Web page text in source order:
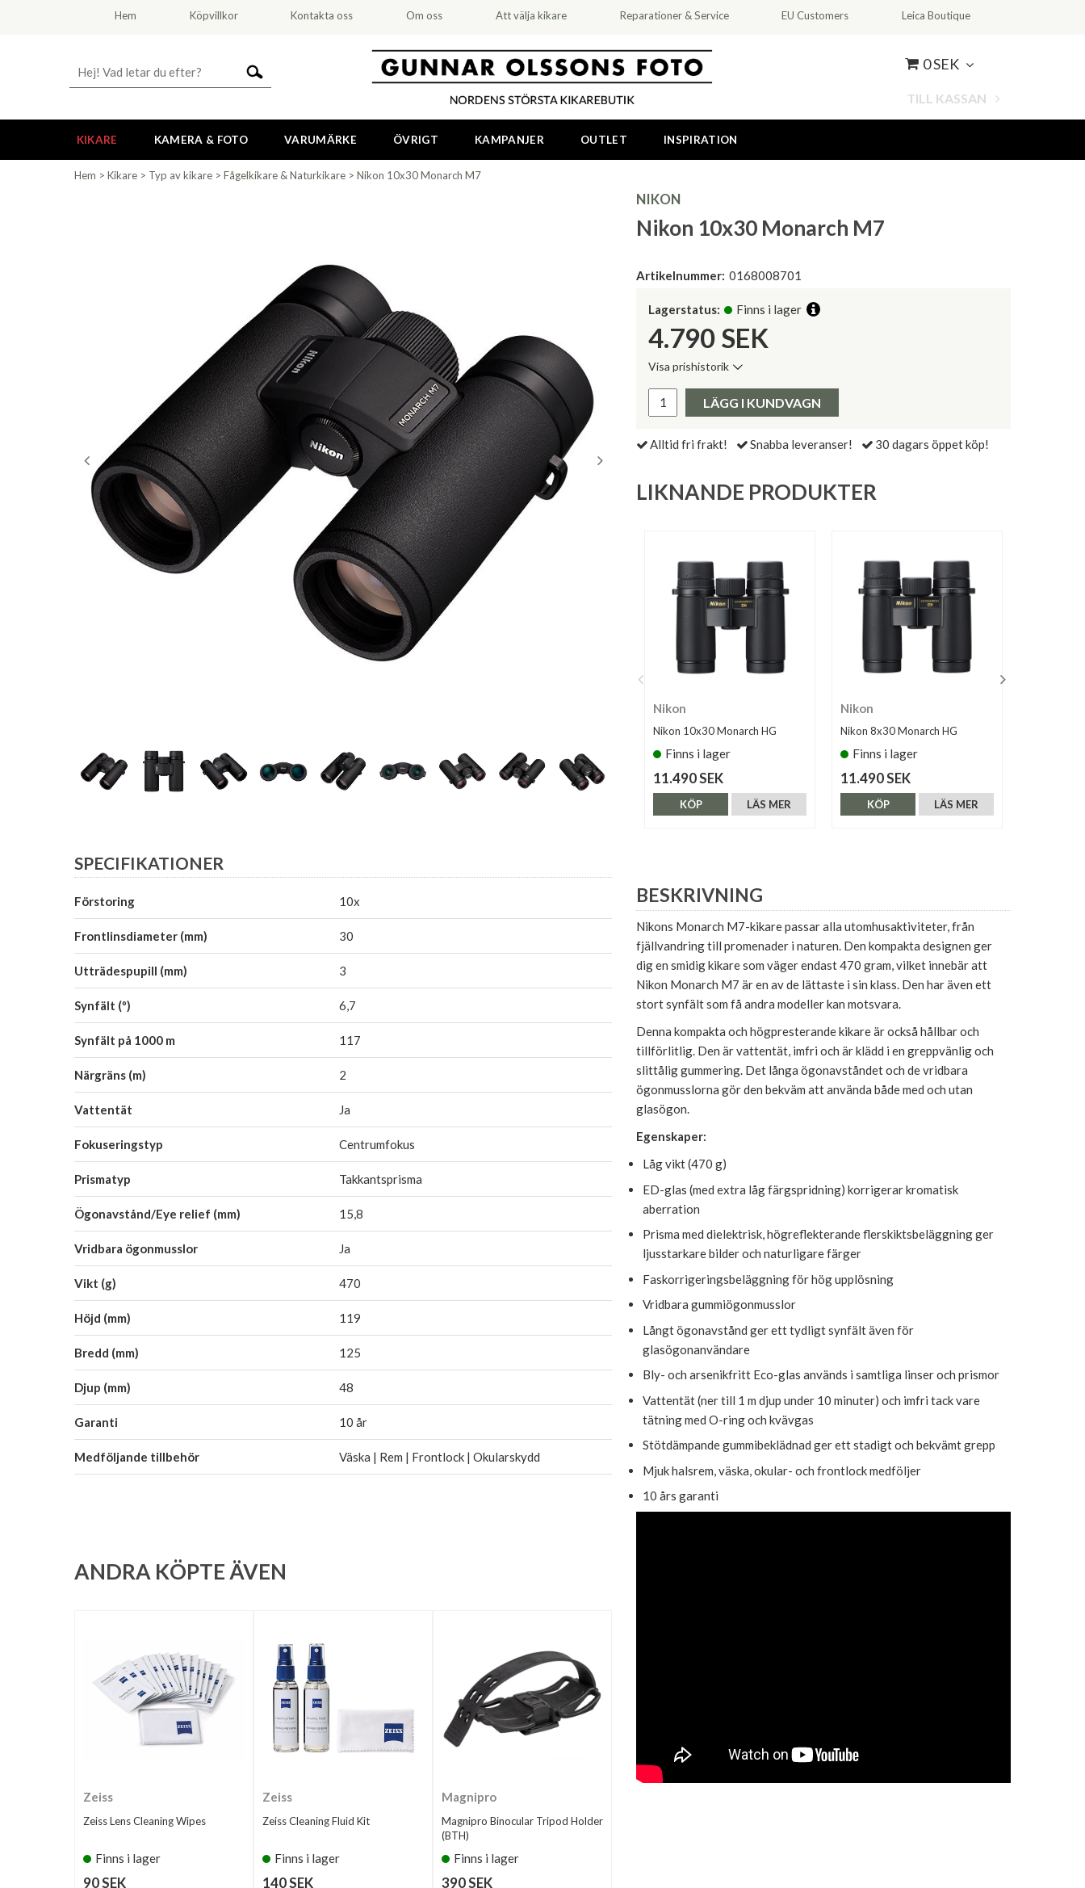
Hem Köpvillkor Kontakta oss Om oss Att välja kikare Reparationer & Service EU Customers Leica Boutique
0 SEK
TILL KASSAN
KIKARE KAMERA & FOTO VARUMÄRKE ÖVRIGT KAMPANJER OUTLET INSPIRATION
Hem > Kikare > Typ av kikare > Fågelkikare & Naturkikare > Nikon 10x30 Monarch M7
NIKON
Nikon 10x30 Monarch M7
Artikelnummer: 0168008701
Lagerstatus: Finns i lager
4.790 SEK
Visa prishistorik
Pris:
LÄGG I KUNDVAGN
Alltid fri frakt! Snabba leveranser! 30 dagars öppet köp!
LIKNANDE PRODUKTER
Nikon
Nikon 10x30 Monarch HG
Finns i lager
11.490 SEK
LÄS MER
KÖP
Nikon
Nikon 8x30 Monarch HG
Finns i lager
11.490 SEK
LÄS MER
KÖP
BESKRIVNING
Nikons Monarch M7-kikare passar alla utomhusaktiviteter, från
fjällvandring till promenader i naturen. Den kompakta designen ger
dig en smidig kikare som väger endast 470 gram, vilket innebär att
Nikon Monarch M7 är en av de lättaste i sin klass. Den har även ett
stort synfält som få andra modeller kan motsvara.
Denna kompakta och högpresterande kikare är också hållbar och
tillförlitlig. Den är vattentät, imfri och är klädd i en greppvänlig och
slittålig gummering. Det långa ögonavståndet och de vridbara
ögonmusslorna gör den bekväm att använda både med och utan
glasögon.
Egenskaper:
Låg vikt (470 g)
ED-glas (med extra låg färgspridning) korrigerar kromatisk
aberration
Prisma med dielektrisk, högreflekterande flerskiktsbeläggning ger
ljusstarkare bilder och naturligare färger
Faskorrigeringsbeläggning för hög upplösning
Vridbara gummiögonmusslor
Långt ögonavstånd ger ett tydligt synfält även för
glasögonanvändare
Bly- och arsenikfritt Eco-glas används i samtliga linser och prismor
Vattentät (ner till 1 m djup under 10 minuter) och imfri tack vare
tätning med O-ring och kvävgas
Stötdämpande gummibeklädnad ger ett stadigt och bekvämt grepp
Mjuk halsrem, väska, okular- och frontlock medföljer
10 års garanti
SPECIFIKATIONER
Förstoring 10x
Frontlinsdiameter (mm) 30
Utträdespupill (mm) 3
Synfält (º) 6,7
Synfält på 1000 m 117
Närgräns (m) 2
Vattentät Ja
Fokuseringstyp Centrumfokus
Prismatyp Takkantsprisma
Ögonavstånd/Eye relief (mm) 15,8
Vridbara ögonmusslor Ja
Vikt (g) 470
Höjd (mm) 119
Bredd (mm) 125
Djup (mm) 48
Garanti 10 år
Medföljande tillbehör Väska | Rem | Frontlock | Okularskydd
ANDRA KÖPTE ÄVEN
Zeiss
Zeiss Lens Cleaning Wipes
Finns i lager
90 SEK
Zeiss
Zeiss Cleaning Fluid Kit
Finns i lager
140 SEK
Magnipro
Magnipro Binocular Tripod Holder
(BTH)
Finns i lager
390 SEK